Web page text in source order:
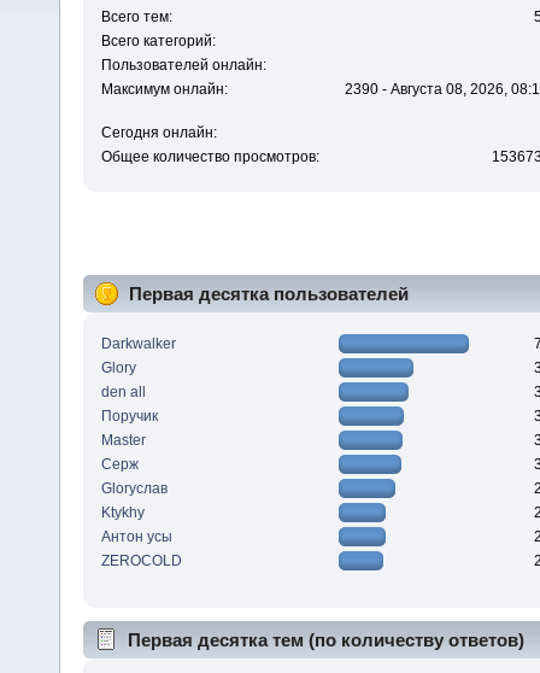
Всего тем:
Всего категорий:
Пользователей онлайн:
Максимум онлайн:
2390 - Августа 08, 2026,
Сегодня онлайн:
Общее количество просмотров:
Первая десятка пользователей
Darkwalker
Glory
den all
Поручик
Master
Серж
Gloryслав
Ktykhy
Антон усы
ZEROCOLD
Первая десятка тем (по количеству ответов)